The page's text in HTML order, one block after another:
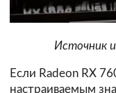
Источник
Если Radeon RX
настраиваемым